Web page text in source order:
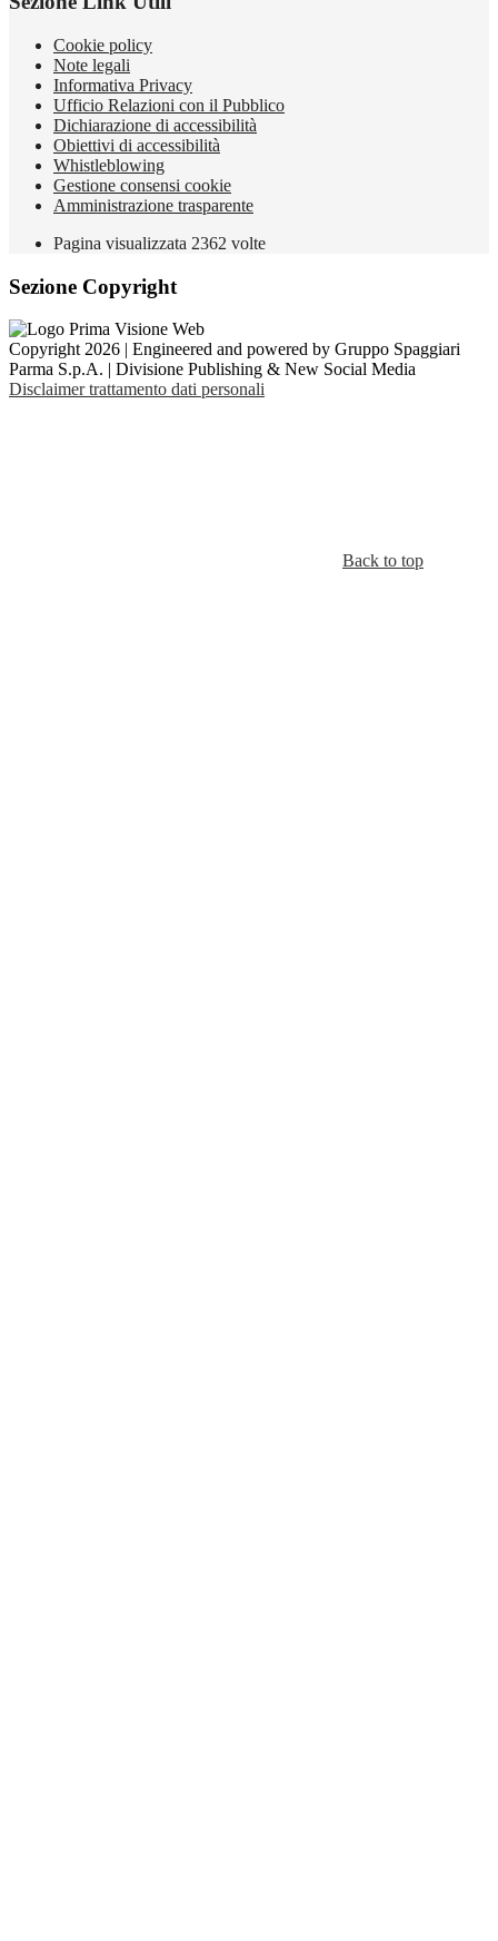
Cookie policy
Note legali
Informativa Privacy
Ufficio Relazioni con il Pubblico
Dichiarazione di accessibilità
Obiettivi di accessibilità
Whistleblowing
Gestione consensi cookie
Amministrazione trasparente
Pagina visualizzata 2362 volte
Sezione Copyright
Copyright 2026 | Engineered and powered by Gruppo Spaggiari
Parma S.p.A. | Divisione Publishing & New Social Media
Disclaimer trattamento dati personali
Back to top